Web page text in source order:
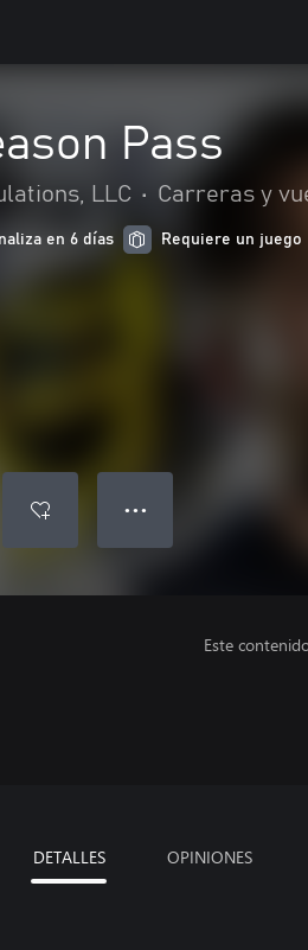
Pass
LLC • Carreras y
en 6 días Requiere un juego
● ● ●
Este
DETALLES OPINIONES